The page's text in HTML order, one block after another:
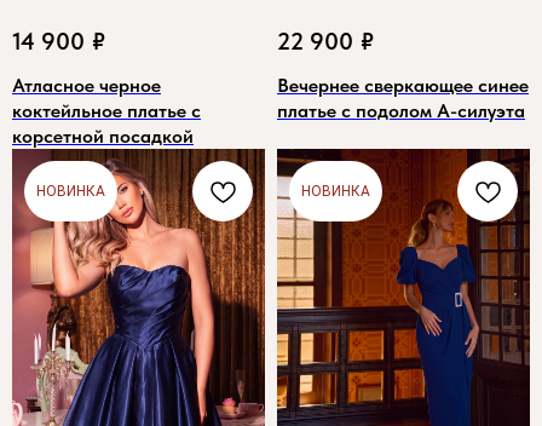
14 900 ₽
Атласное черное
коктейльное платье с
корсетной посадкой
22 900 ₽
Вечернее сверкающее синее
платье с подолом А-силуэта
НОВИНКА НОВИНКА